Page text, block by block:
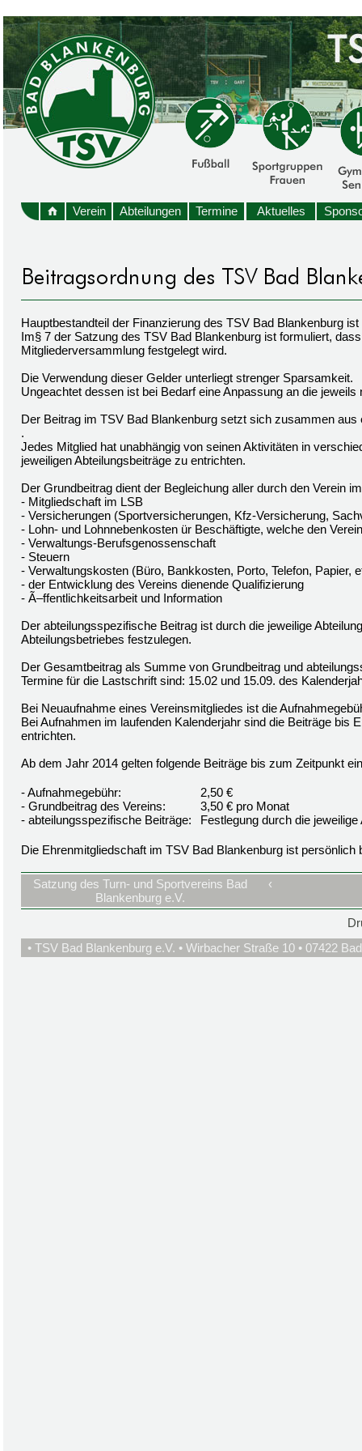
Verein Abteilungen Termine Aktuelles
Hauptbestandteil der Finanzierung des TSV Bad Blankenburg
Im§ 7 der Satzung des TSV Bad Blankenburg ist formuliert,
Mitgliederversammlung festgelegt wird.
Die Verwendung dieser Gelder unterliegt strenger Sparsamkeit.
Ungeachtet dessen ist bei Bedarf eine Anpassung an die
Der Beitrag im TSV Bad Blankenburg setzt sich zusammen
.
Jedes Mitglied hat unabhängig von seinen Aktivitäten in
jeweiligen Abteilungsbeiträge zu entrichten.
Der Grundbeitrag dient der Begleichung aller durch den Verein
- Mitgliedschaft im LSB
- Versicherungen (Sportversicherungen, Kfz-Versicherung,
- Lohn- und Lohnnebenkosten ür Beschäftigte, welche den
- Verwaltungs-Berufsgenossenschaft
- Steuern
- Verwaltungskosten (Büro, Bankkosten, Porto, Telefon, Papier,
- der Entwicklung des Vereins dienende Qualifizierung
- Ã–ffentlichkeitsarbeit und Information
Der abteilungsspezifische Beitrag ist durch die jeweilige
Abteilungsbetriebes festzulegen.
Der Gesamtbeitrag als Summe von Grundbeitrag und
Termine für die Lastschrift sind: 15.02 und 15.09. des
Bei Neuaufnahme eines Vereinsmitgliedes ist die
Bei Aufnahmen im laufenden Kalenderjahr sind die Beiträge bis
entrichten.
Ab dem Jahr 2014 gelten folgende Beiträge bis zum Zeitpunkt
- Aufnahmegebühr:
- Grundbeitrag des Vereins:
- abteilungsspezifische Beiträge:
2,50 €
3,50 € pro Monat
Festlegung durch die jeweilige
Die Ehrenmitgliedschaft im TSV Bad Blankenburg ist persönlich
Satzung des Turn- und Sportvereins Bad
Blankenburg e.V.
‹
• TSV Bad Blankenburg e.V. • Wirbacher Straße 10 • 07422